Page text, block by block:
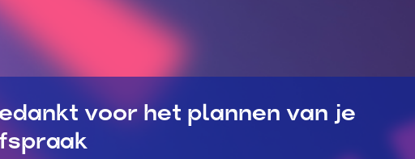
voor het plannen van je